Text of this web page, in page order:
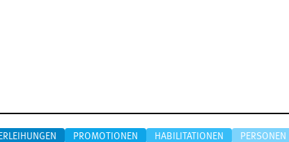
PROMOTIONEN HABILITATIONEN PERSONEN